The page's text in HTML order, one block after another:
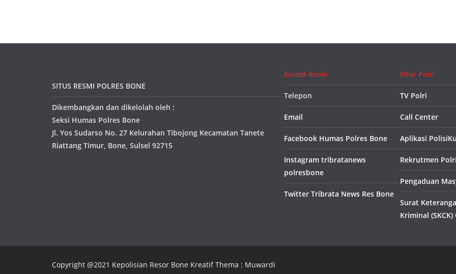
SITUS RESMI POLRES BONE
Dikembangkan dan dikelolah oleh :
Seksi Humas Polres Bone
Jl. Yos Sudarso No. 27 Kelurahan Tibojong Kecamatan Tanete
Riattang Timur, Bone, Sulsel 92715
Kontak Resmi
Telepon
Email
Facebook Humas Polres Bone
Instagram tribratanews
polresbone
Twitter Tribrata News Res Bone
Fitur Polri
TV Polri
Call Center
Aplikasi PolisiKu
Rekrutmen Polri
Pengaduan
Surat
Kriminal
Copyright @2021 Kepolisian Resor Bone Kreatif Thema : Muwardi